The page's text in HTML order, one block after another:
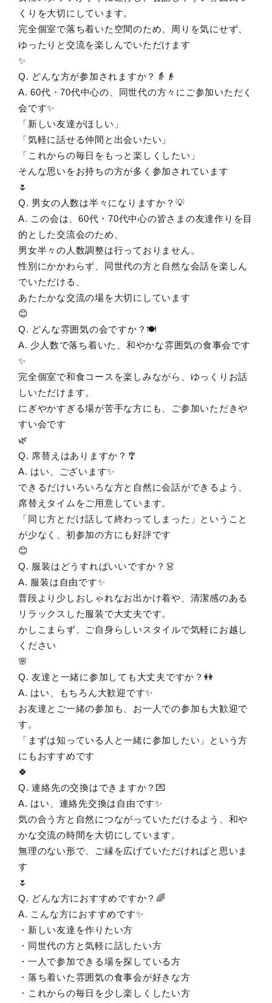
くりを大切にしています。
完全個室で落ち着いた空間のため、周りを気にせず、
ゆったりと交流を楽しんでいただけます
✨
Q. どんな方が参加されますか？👵👴
A. 60代・70代中心の、同世代の方々にご参加いただく
会です✨
「新しい友達がほしい」
「気軽に話せる仲間と出会いたい」
「これからの毎日をもっと楽しくしたい」
そんな思いをお持ちの方が多く参加されています
🌷
Q. 男女の人数は半々になりますか？💡
A. この会は、60代・70代中心の皆さまの友達作りを目
的とした交流会のため、
男女半々の人数調整は行っておりません。
性別にかかわらず、同世代の方と自然な会話を楽しん
でいただける、
あたたかな交流の場を大切にしています
😊
Q. どんな雰囲気の会ですか？🍽️
A. 少人数で落ち着いた、和やかな雰囲気の食事会です
✨
完全個室で和食コースを楽しみながら、ゆっくりお話
しいただけます。
にぎやかすぎる場が苦手な方にも、ご参加いただきや
すい会です
🌿
Q. 席替えはありますか？🎐
A. はい、ございます✨
できるだけいろいろな方と自然に会話ができるよう、
席替えタイムをご用意しています。
「同じ方とだけ話して終わってしまった」ということ
が少なく、初参加の方にも好評です
😊
Q. 服装はどうすればいいですか？👗
A. 服装は自由です✨
普段より少しおしゃれなお出かけ着や、清潔感のある
リラックスした服装で大丈夫です。
かしこまらず、ご自身らしいスタイルで気軽にお越し
ください
🌸
Q. 友達と一緒に参加しても大丈夫ですか？👭
A. はい、もちろん大歓迎です✨
お友達とご一緒の参加も、お一人での参加も大歓迎で
す。
「まずは知っている人と一緒に参加したい」という方
にもおすすめです
🍀
Q. 連絡先の交換はできますか？💌
A. はい、連絡先交換は自由です✨
気の合う方と自然につながっていただけるよう、和や
かな交流の時間を大切にしています。
無理のない形で、ご縁を広げていただければと思いま
す
🌷
Q. どんな方におすすめですか？🌈
A. こんな方におすすめです✨
・新しい友達を作りたい方
・同世代の方と気軽に話したい方
・一人で参加できる場を探している方
・落ち着いた雰囲気の食事会が好きな方
・これからの毎日を少し楽しくしたい方